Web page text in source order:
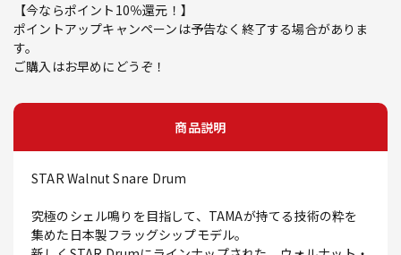
【今ならポイント10％還元！】
ポイントアップキャンペーンは予告なく終了する場合がありま
す。
ご購入はお早めにどうぞ！
商品説明
STAR Walnut Snare Drum
究極のシェル鳴りを目指して、TAMAが持てる技術の粋を
集めた日本製フラッグシップモデル。